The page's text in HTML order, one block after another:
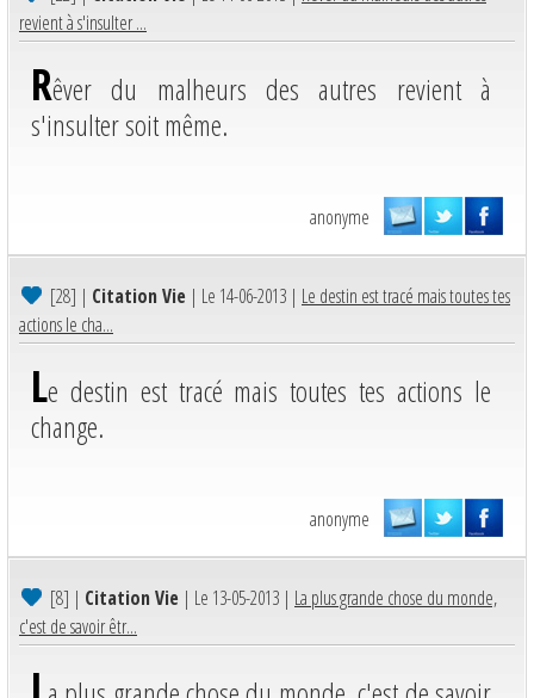
revient à s'insulter ...
Rêver du malheurs des autres revient à
s'insulter soit même.
anonyme
[28] | Citation Vie | Le 14-06-2013 | Le destin est tracé mais toutes tes
actions le cha...
Le destin est tracé mais toutes tes actions le
change.
anonyme
[8] | Citation Vie | Le 13-05-2013 | La plus grande chose du monde,
c'est de savoir êtr...